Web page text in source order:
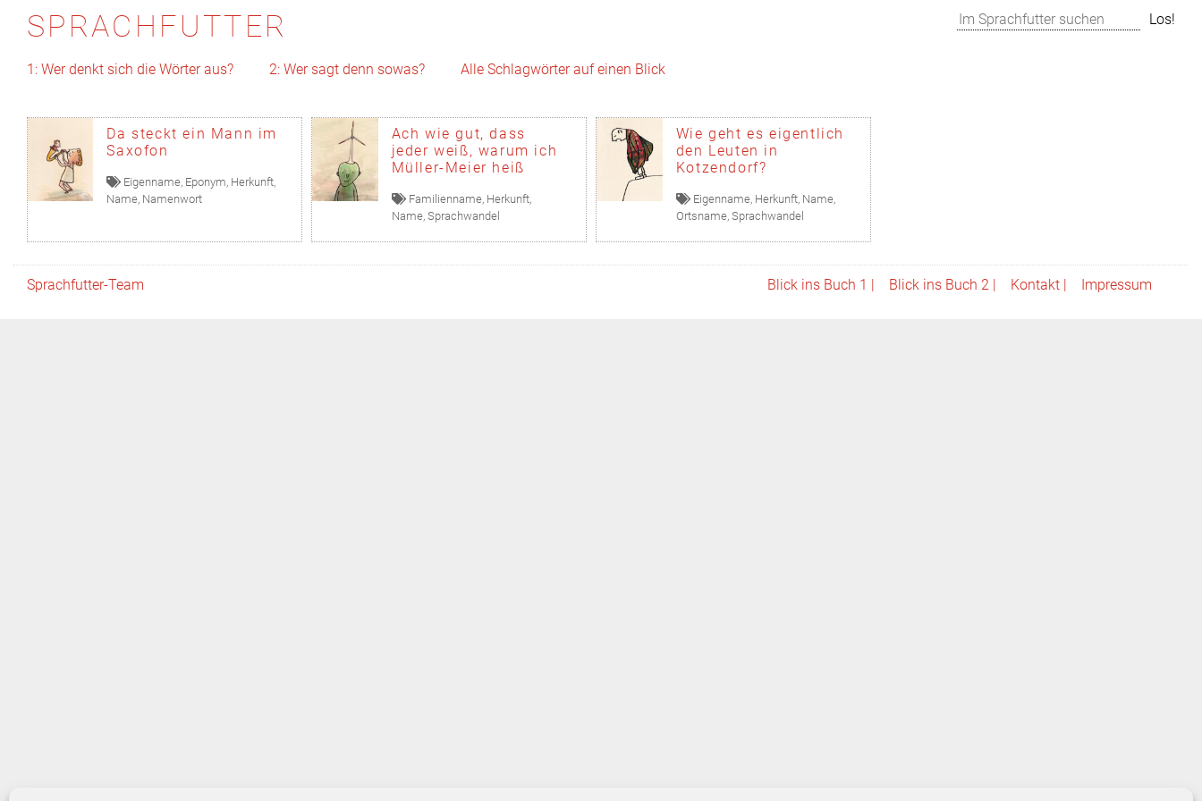
SPRACHFUTTER Suchen Los!
1: Wer denkt sich die Wörter aus? 2: Wer sagt denn sowas? Alle Schlagwörter auf einen Blick
Da steckt ein Mann im
Saxofon
Eigenname, Eponym, Herkunft,
Name, Namenwort
Ach wie gut, dass
jeder weiß, warum ich
Müller-Meier heiß
Familienname, Herkunft,
Name, Sprachwandel
Wie geht es eigentlich
den Leuten in
Kotzendorf?
Eigenname, Herkunft, Name,
Ortsname, Sprachwandel
Sprachfutter-Team Blick ins Buch 1 | Blick ins Buch 2 | Kontakt | Impressum